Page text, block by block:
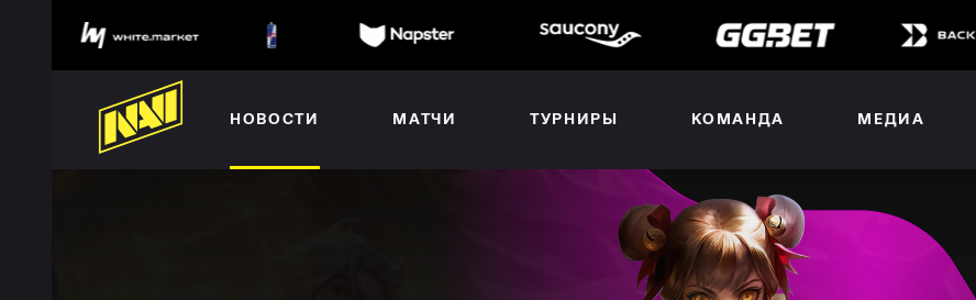
НОВОСТИ МАТЧИ ТУРНИРЫ КОМАНДА МЕДИА